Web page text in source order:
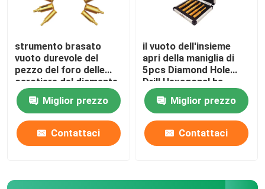
strumento brasato
vuoto durevole del
pezzo del foro delle
carotiere del diamante
di 45mm per la pietra di
marmoMiglior prezzo
Contattaci
il vuoto dell'insieme
apri della maniglia di
5pcs Diamond Hole
Drill Hexagonal ha
brasato la macinazione
di marmoMiglior prezzo
Contattaci